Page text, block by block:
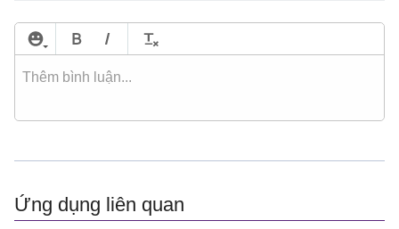
Ứng dụng liên quan